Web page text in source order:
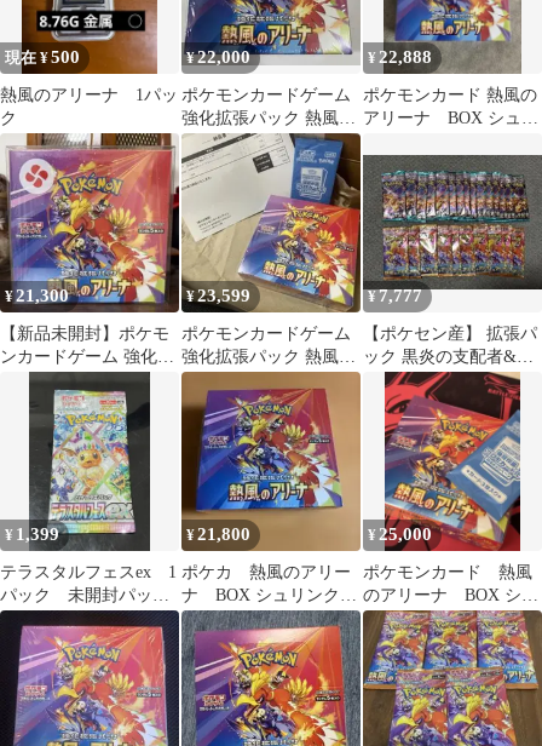
現在 ¥500
熱風のアリーナ 1パッ
ク
¥22,000
ポケモンカードゲーム
強化拡張パック 熱風の
アリーナ BOX シュリ
ンク付未開封
¥ 22,888
ポケモンカード 熱風の
アリーナ BOX シュリ
¥21,300
【新品未開封】ポケモ
ンカードゲーム 強化拡
張パック 熱風のアリー
¥23,599
ポケモンカードゲーム
強化拡張パック 熱風の
アリーナ シュリンク付
き
¥7,777
【ポケセン産】 拡張パ
ック 黒炎の支配者&熱
風のアリーナ まとめ
売り
¥ 1,399
テラスタルフェスex 1
パック 未開封パッ
ク バラ売り ポケモ
ンカード
¥21,800
ポケカ 熱風のアリー
ナ BOX シュリンク付
き 新品未開封
¥ 25,000
ポケモンカード 熱風
のアリーナ BOX シュ
リンク付 未開封 プ
ロモ付